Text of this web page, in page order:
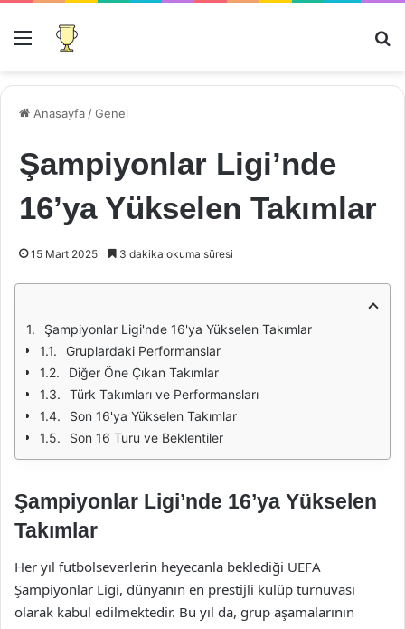
Menü
Anasayfa /Genel
Şampiyonlar Ligi’nde
16’ya Yükselen Takımlar
15 Mart 2025 3 dakika okuma süresi
Şampiyonlar Ligi'nde 16'ya Yükselen Takımlar
Gruplardaki Performanslar
Diğer Öne Çıkan Takımlar
Türk Takımları ve Performansları
Son 16'ya Yükselen Takımlar
Son 16 Turu ve Beklentiler
Şampiyonlar Ligi’nde 16’ya Yükselen
Takımlar
Her yıl futbolseverlerin heyecanla beklediği UEFA
Şampiyonlar Ligi, dünyanın en prestijli kulüp turnuvası
olarak kabul edilmektedir. Bu yıl da, grup aşamalarının